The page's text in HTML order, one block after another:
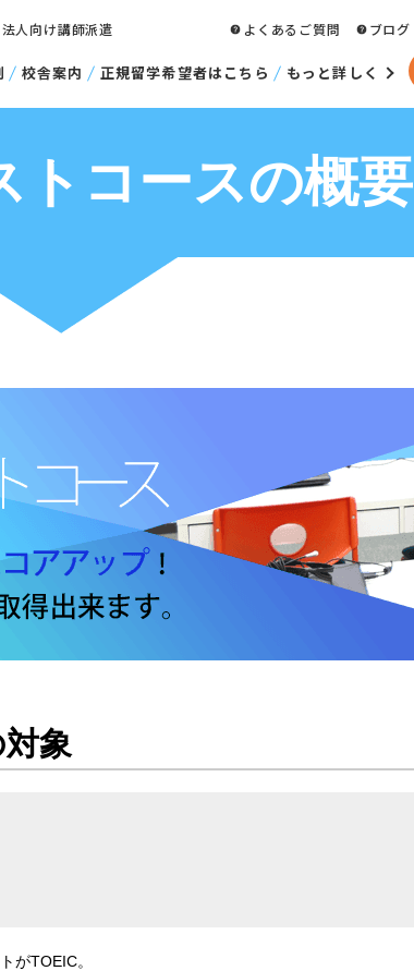
校舎案内 正規留学希望者はこちら もっと詳しく
人向け講師派遣 よくあるご質問 ブログ
トコースの概要
象
がTOEIC。